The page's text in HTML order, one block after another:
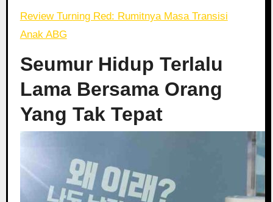
Review Turning Red: Rumitnya Masa Transisi
Anak ABG
Seumur Hidup Terlalu
Lama Bersama Orang
Yang Tak Tepat